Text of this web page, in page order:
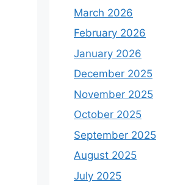
March 2026
February 2026
January 2026
December 2025
November 2025
October 2025
September 2025
August 2025
July 2025